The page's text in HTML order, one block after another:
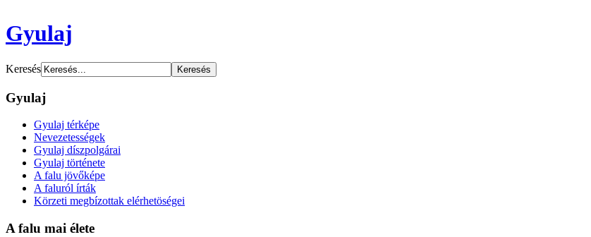
Gyulaj
Keresés
Gyulaj
Gyulaj térképe
Nevezetességek
Gyulaj díszpolgárai
Gyulaj története
A falu jövőképe
A faluról írták
Körzeti megbízottak elérhetöségei
A falu mai élete